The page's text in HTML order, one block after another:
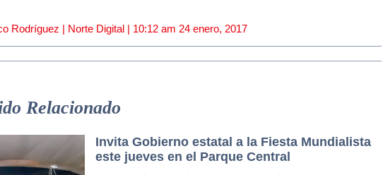
Rodríguez | Norte Digital | 10:12 am 24 enero, 2017
Relacionado
Invita Gobierno estatal a la Fiesta Mundialista
este jueves en el Parque Central